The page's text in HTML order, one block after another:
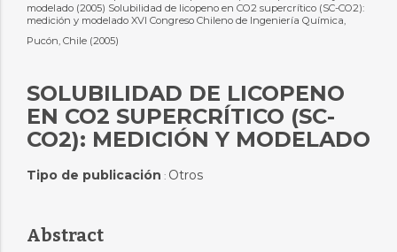
modelado (2005) Solubilidad de licopeno en CO2 supercrítico (SC-CO2):
medición y modelado XVI Congreso Chileno de Ingeniería Química,
Pucón, Chile (2005)
SOLUBILIDAD DE LICOPENO
EN CO2 SUPERCRÍTICO (SC-
CO2): MEDICIÓN Y MODELADO
Tipo de publicación : Otros
Abstract